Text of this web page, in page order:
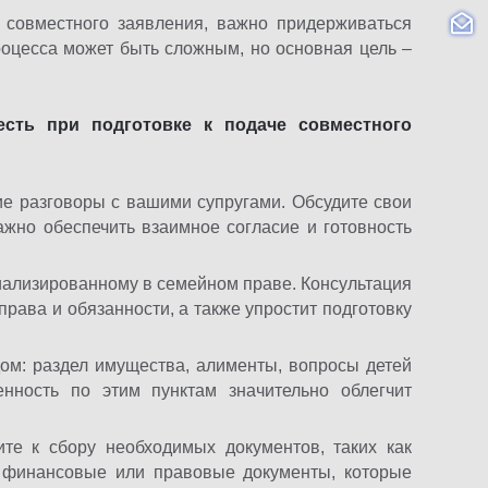
заявления, важно придерживаться
может быть сложным, но основная цель –
при подготовке к подаче совместного
разговоры с вашими супругами. Обсудите свои
обеспечить взаимное согласие и готовность
в семейном праве. Консультация
и обязанности, а также упростит подготовку
раздел имущества, алименты, вопросы детей
по этим пунктам значительно облегчит
к сбору необходимых документов, таких как
или правовые документы, которые